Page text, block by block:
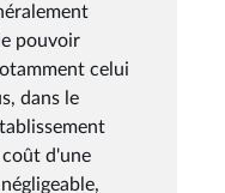
pouvoir
celui
dans le
coût d'une